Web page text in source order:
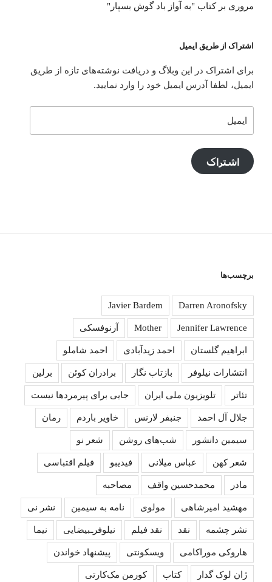
مروری بر کتاب "به آواز باد گوش بسپار"
اشتراک از طریق ایمیل
برای اشتراک در این وبلاگ و دریافت نوشته‌های تازه از طریق
ایمیل، لطفا آدرس ایمیل خود را وارد نمایید.
اشتراک
برچسب‌ها
Darren Aronofsky
Javier Bardem
Jennifer Lawrence
Mother آرنوفسکی
ابراهیم گلستان احمد زیدآبادی احمد شاملو
انتشارات نیلوفر بازتاب نگار برادران کوئن برلین
تئاتر تلویزیون ملی ایران جایی برای پیرمردها نیست
جلال آل احمد جنبفر لارنس خاویر باردم رمان
سیمین دانشور شب‌های روشن شعر نو
شعر کهن عباس میلانی فیدیبو فیلم اقتباسی
مادر محمدحسین واقف مصاحبه
مهشید امیرشاهی مولوی نامه به سیمین نشر نی
نشر چشمه نقد نقد فیلم نیلوفرـبیضایی نیما
هاروکی موراکامی ویسکونتی پیشنهاد خواندن
ژان لوک گدار کتاب کورمن مک‌کارتی